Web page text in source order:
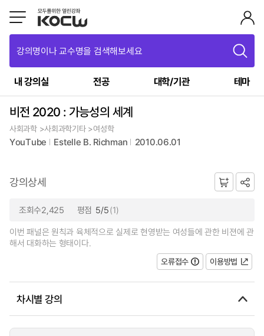
강의명이나 교수명을 검색해보세요
내 강의실 전공 대학/기관 테마
비전 2020 : 가능성의 세계
사회과학 >사회과학기타 >여성학
YouTube Estelle B. Richman 2010.06.01
강의상세
조회수2,425 평점 5/5(1)
이번 패널은 원칙과 육체적으로 실제로 현영받는 여성들에 관한 비젼에 관
해서 대화하는 형태이다.
오류접수
이용방법
차시별 강의